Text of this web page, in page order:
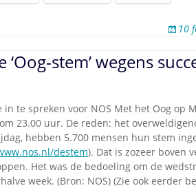
10
stem’ wegens
te spreken voor NOS Met het Oog op
23.00 uur. De reden: het
hebben 5.700 mensen hun stem
destem). Dat is zozeer boven
Het was de bedoeling om de
week. (Bron: NOS) (Zie ook eerder